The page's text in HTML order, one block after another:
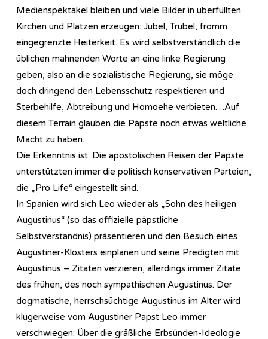
Medienspektakel bleiben und viele Bilder in überfüllten
Kirchen und Plätzen erzeugen: Jubel, Trubel, fromm
eingegrenzte Heiterkeit. Es wird selbstverständlich die
üblichen mahnenden Worte an eine linke Regierung
geben, also an die sozialistische Regierung, sie möge
doch dringend den Lebensschutz respektieren und
Sterbehilfe, Abtreibung und Homoehe verbieten…Auf
diesem Terrain glauben die Päpste noch etwas weltliche
Macht zu haben.
Die Erkenntnis ist: Die apostolischen Reisen der Päpste
unterstützten immer die politisch konservativen Parteien,
die „Pro Life“ eingestellt sind.
In Spanien wird sich Leo wieder als „Sohn des heiligen
Augustinus“ (so das offizielle päpstliche
Selbstverständnis) präsentieren und den Besuch eines
Augustiner-Klosters einplanen und seine Predigten mit
Augustinus – Zitaten verzieren, allerdings immer Zitate
des frühen, des noch sympathischen Augustinus. Der
dogmatische, herrschsüchtige Augustinus im Alter wird
klugerweise vom Augustiner Papst Leo immer
verschwiegen: Über die gräßliche Erbsünden-Ideologie